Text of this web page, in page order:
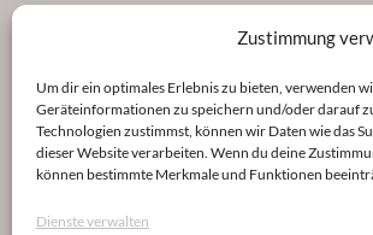
Zustimmung
Um dir ein optimales Erlebnis zu bieten, verwenden
Geräteinformationen zu speichern und/oder darauf
Technologien zustimmst, können wir Daten wie das
dieser Website verarbeiten. Wenn du deine
können bestimmte Merkmale und Funktionen
Dienste verwalten
2002: Komponistenportrait